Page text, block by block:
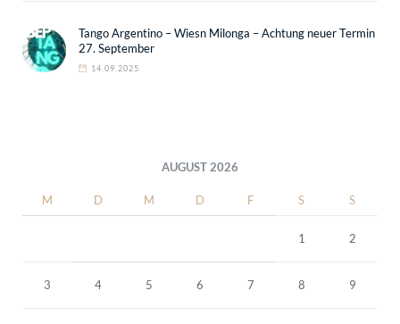
Tango Argentino – Wiesn Milonga – Achtung neuer Termin
27. September
14.09.2025
AUGUST 2026
M D M D F S S
1 2
3 4 5 6 7 8 9